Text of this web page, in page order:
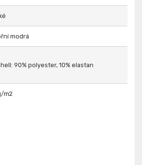
modrá
90% polyester, 10% elastan
m2